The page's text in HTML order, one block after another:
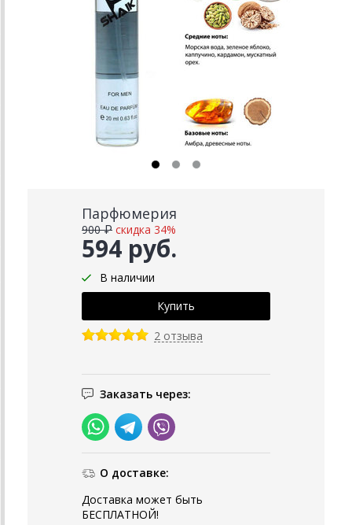
Парфюмерия
594 руб.
900 ₽ скидка 34%
В наличии
2 отзыва
Заказать через:
О доставке:
Доставка может быть
БЕСПЛАТНОЙ!